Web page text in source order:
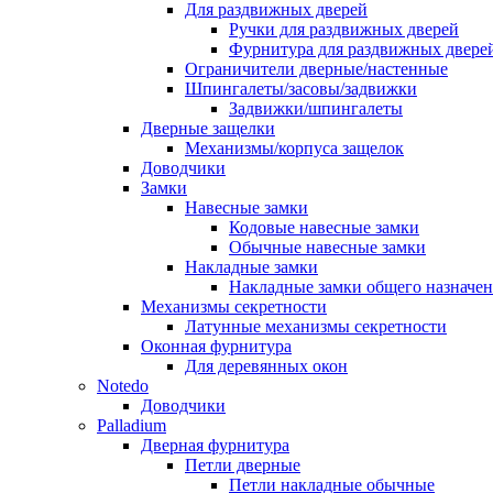
Для раздвижных дверей
Ручки для раздвижных дверей
Фурнитура для раздвижных
Ограничители дверные/настенные
Шпингалеты/засовы/задвижки
Задвижки/шпингалеты
Дверные защелки
Механизмы/корпуса защелок
Доводчики
Замки
Навесные замки
Кодовые навесные замки
Обычные навесные замки
Накладные замки
Накладные замки общего
Механизмы секретности
Латунные механизмы секретности
Оконная фурнитура
Для деревянных окон
Notedo
Доводчики
Palladium
Дверная фурнитура
Петли дверные
Петли накладные обычные